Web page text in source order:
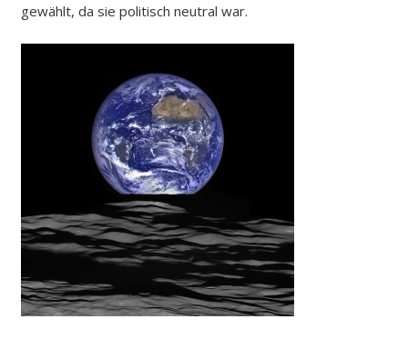
gewählt, da sie politisch neutral war.